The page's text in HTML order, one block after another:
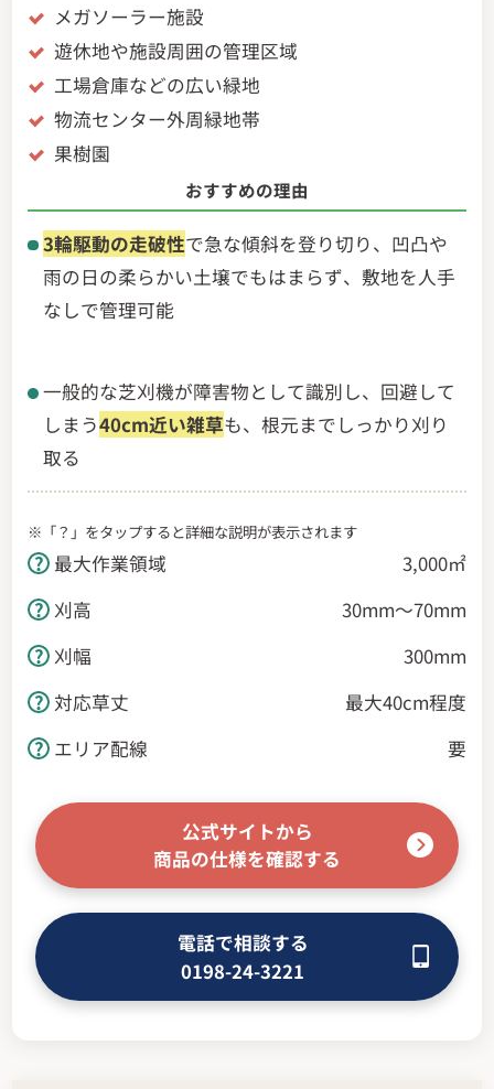
メガソーラー施設
遊休地や施設周囲の管理区域
工場倉庫などの広い緑地
物流センター外周緑地帯
果樹園
おすすめの理由
3輪駆動の走破性で急な傾斜を登り切り、凹凸や
雨の日の柔らかい土壌でもはまらず、敷地を人手
なしで管理可能
一般的な芝刈機が障害物として識別し、回避して
しまう40cm近い雑草も、根元までしっかり刈り
取る
※「？」をタップすると詳細な説明が表示されます
最大作業領域
3,000㎡
刈高
30mm～70mm
刈幅
300mm
対応草丈
最大40cm程度
エリア配線
要
公式サイトから
商品の仕様を確認する
電話で相談する
0198-24-3221